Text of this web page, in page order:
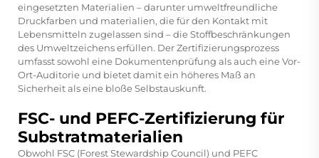
eingesetzten Materialien – darunter umweltfreundliche
Druckfarben und materialien, die für den Kontakt mit
Lebensmitteln zugelassen sind – die Stoffbeschränkungen
des Umweltzeichens erfüllen. Der Zertifizierungsprozess
umfasst sowohl eine Dokumentenprüfung als auch eine Vor-
Ort-Auditorie und bietet damit ein höheres Maß an
Sicherheit als eine bloße Selbstauskunft.
FSC- und PEFC-Zertifizierung für
Substratmaterialien
Obwohl FSC (Forest Stewardship Council) und PEFC